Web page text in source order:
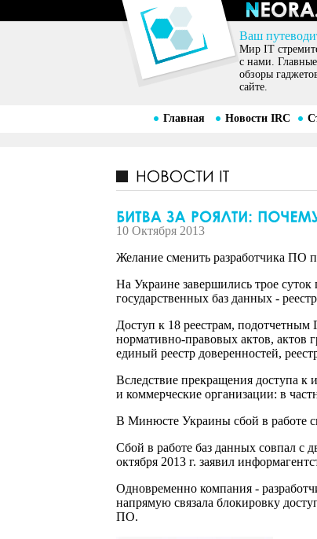
Ваш
Мир IT
с нами.
обзоры
сайте.
Главная Новости IRC
10 Октября 2013
Желание сменить разработчика ПО
На Украине завершились трое
государственных баз данных -
Доступ к 18 реестрам, подотчетным
нормативно-правовых актов, актов
единый реестр доверенностей,
Вследствие прекращения доступа
и коммерческие организации: в
В Минюсте Украины сбой в работе
Сбой в работе баз данных совпал
октября 2013 г. заявил
Одновременно компания -
напрямую связала блокировку
ПО.